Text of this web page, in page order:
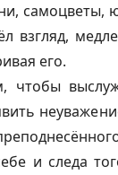
самоцветы,
взгляд,
его.
чтобы
и следа